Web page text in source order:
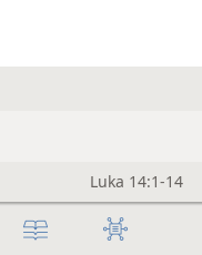
Luka 14:1-14